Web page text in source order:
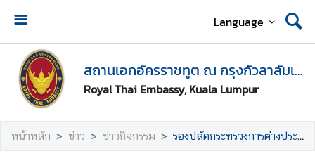
Language
สถานเอกอัครราชทูต ณ กรุงกัวลาลัมเปอร์
Royal Thai Embassy, Kuala Lumpur
ห
น้
า
แ
ก
หน้าหลัก ข่าว ข่าวกิจกรรม รองปลัดกระทรวงการต่างประเทศมาเลเซีย รับผิดชอบภารกิจด้านพหุภาคี และคณะทูตานุทูตประจำมาเลเซีย ถวายสักการะและลงนามถวายความอาลัย สมเด็จพระเจ้าลูกเธอ เจ้าฟ้าพัชรกิติยาภา ฯ (2)